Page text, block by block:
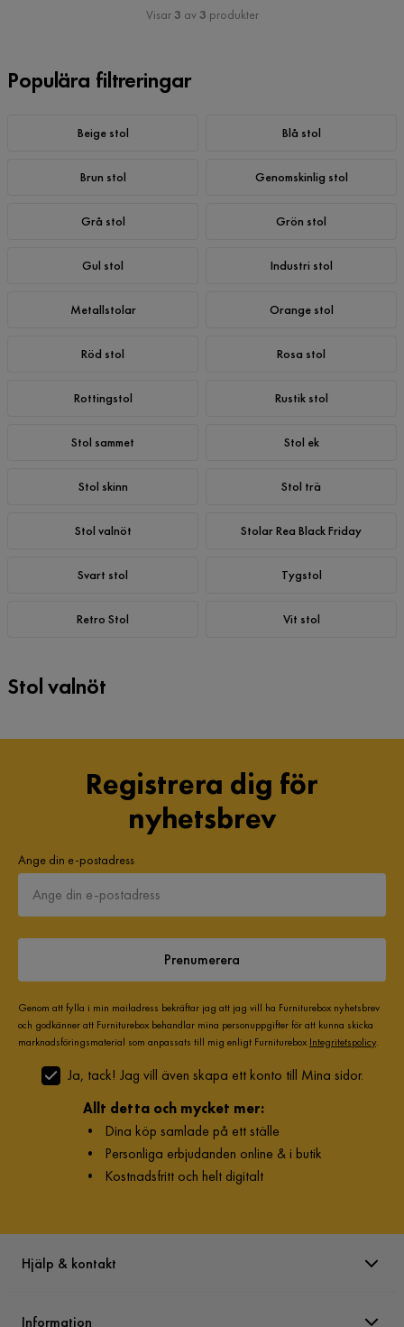
Visar3 av3 produkter
Populära filtreringar
Beige stol Blå stol
Brun stol Genomskinlig stol
Grå stol Grön stol
Gul stol Industri stol
Metallstolar Orange stol
Röd stol Rosa stol
Rottingstol Rustik stol
Stol sammet Stol ek
Stol skinn Stol trä
Stol valnöt Stolar Rea Black Friday
Svart stol Tygstol
Retro Stol Vit stol
Stol valnöt
Registrera dig för
nyhetsbrev
Ange din e-postadress
Prenumerera
Genom att fylla i min mailadress bekräftar jag att jag vill ha Furniturebox nyhetsbrev
och godkänner att Furniturebox behandlar mina personuppgifter för att kunna skicka
marknadsföringsmaterial som anpassats till mig enligt Furniturebox Integritetspolicy.
Ja, tack! Jag vill även skapa ett konto till Mina sidor.
Allt detta och mycket mer:
• Dina köp samlade på ett ställe
• Personliga erbjudanden online & i butik
• Kostnadsfritt och helt digitalt
Hjälp & kontakt
Information